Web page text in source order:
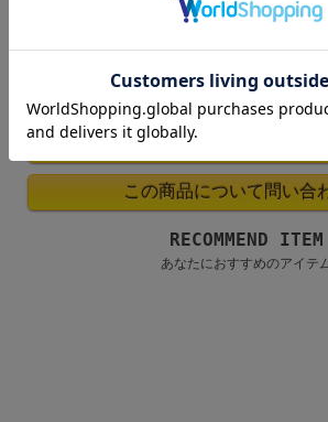
表示：
RECOMMEND ITEM
あなたにおすすめのアイテ